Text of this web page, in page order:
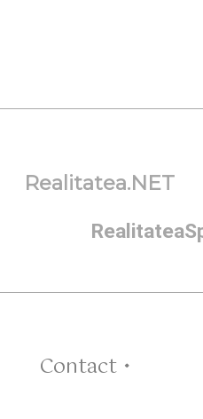
Realitatea.NET
Contact •